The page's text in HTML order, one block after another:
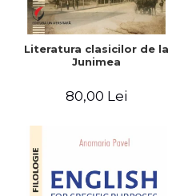
Literatura clasicilor de la
Junimea
80,00 Lei